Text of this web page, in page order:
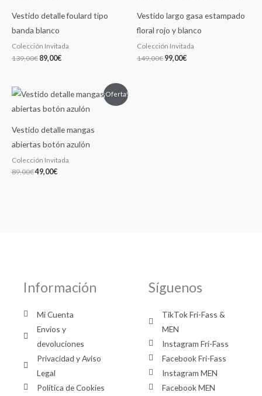
Vestido detalle foulard tipo
banda blanco
Colección Invitada
139,00€
139,00€.
89,00€
89,00€.
Vestido largo gasa estampado
floral rojo y blanco
Colección Invitada
149,00€
149,00€.
99,00€
99,00€.
¡Oferta!
Vestido detalle mangas
abiertas botón azulón
Colección Invitada
89,00€
El
precio
original
89,00€.
49,00€
El
precio
actual
49,00€.
Información
Mi Cuenta
Envíos y
devoluciones
Privacidad y Aviso
Legal
Política de Cookies
Síguenos
TikTok Fri-Fass &
MEN
Instagram Fri-Fass
Facebook Fri-Fass
Instagram MEN
Facebook MEN